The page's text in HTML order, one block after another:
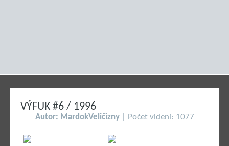
VÝFUK #6 / 1996
Autor: MardokVeličizny| Počet videní: 1077